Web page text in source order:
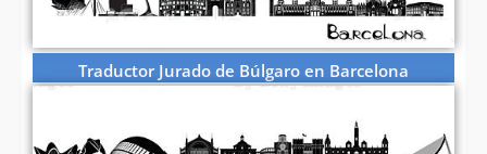
Traductor Jurado de Búlgaro en Barcelona